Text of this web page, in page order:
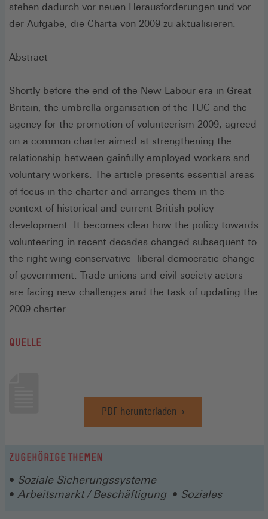
stehen dadurch vor neuen Herausforderungen und vor
der Aufgabe, die Charta von 2009 zu aktualisieren.
Abstract
Shortly before the end of the New Labour era in Great
Britain, the umbrella organisation of the TUC and the
agency for the promotion of volunteerism 2009, agreed
on a common charter aimed at strengthening the
relationship between gainfully employed workers and
voluntary workers. The article presents essential areas
of focus in the charter and arranges them in the
context of historical and current British policy
development. It becomes clear how the policy towards
volunteering in recent decades changed subsequent to
the right-wing conservative- liberal democratic change
of government. Trade unions and civil society actors
are facing new challenges and the task of updating the
2009 charter.
QUELLE
PDF herunterladen
(Öffnet
in
ZUGEHÖRIGE THEMEN
Soziale Sicherungssysteme
Arbeitsmarkt / Beschäftigung
Soziales